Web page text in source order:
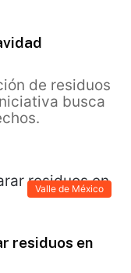
de residuos
busca
Valle de México
residuos en